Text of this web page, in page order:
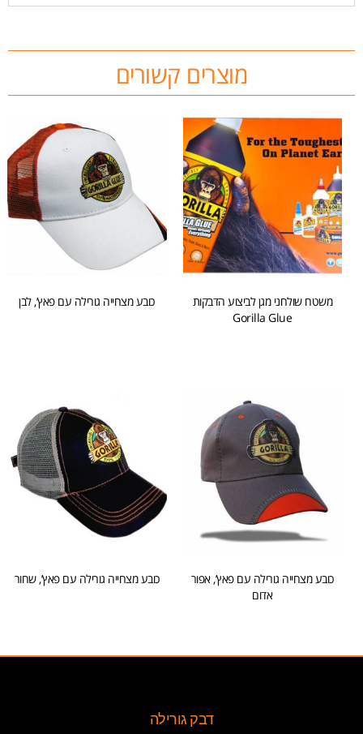
מוצרים קשורים
משטח שולחני מגן לביצוע הדבקות
Gorilla Glue
כובע מצחייה גורילה עם פאץ’, לבן
כובע מצחייה גורילה עם פאץ’, אפור
אדום
כובע מצחייה גורילה עם פאץ’, שחור
דבק גורילה